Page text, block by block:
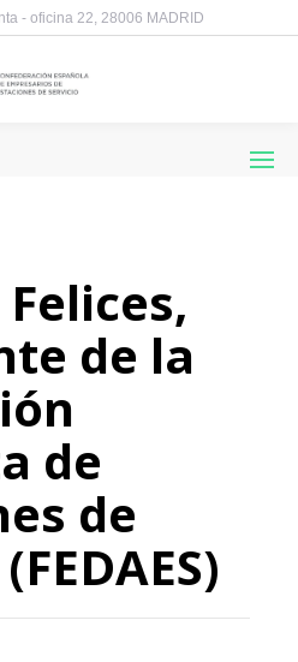
- oficina 22, 28006 MADRID
de la
de
de